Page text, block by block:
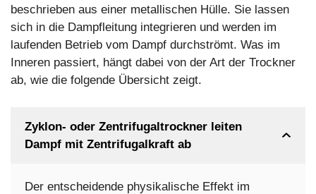
beschrieben aus einer metallischen Hülle. Sie lassen
sich in die Dampfleitung integrieren und werden im
laufenden Betrieb vom Dampf durchströmt. Was im
Inneren passiert, hängt dabei von der Art der Trockner
ab, wie die folgende Übersicht zeigt.
Zyklon- oder Zentrifugaltrockner leiten
Dampf mit Zentrifugalkraft ab
Der entscheidende physikalische Effekt im